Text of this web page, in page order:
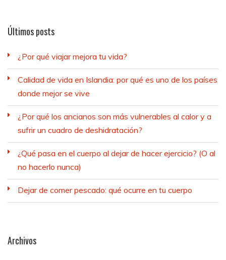
Últimos posts
¿Por qué viajar mejora tu vida?
Calidad de vida en Islandia: por qué es uno de los países
donde mejor se vive
¿Por qué los ancianos son más vulnerables al calor y a
sufrir un cuadro de deshidratación?
¿Qué pasa en el cuerpo al dejar de hacer ejercicio? (O al
no hacerlo nunca)
Dejar de comer pescado: qué ocurre en tu cuerpo
Archivos